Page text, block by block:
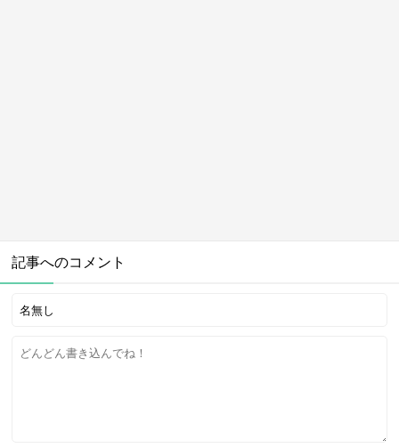
記事へのコメント